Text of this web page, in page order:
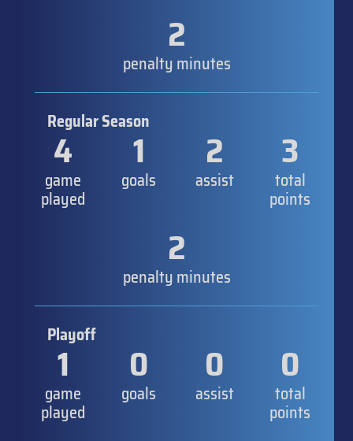
2
penalty minutes
Regular Season
4
game
played
1
goals
2
assist
3
total
points
2
penalty minutes
Playoff
1
game
played
0
goals
0
assist
0
total
points